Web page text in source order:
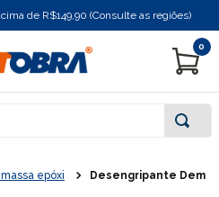
de R$149,90 (Consulte as regiões)
0
epóxi
Desengripante Dem